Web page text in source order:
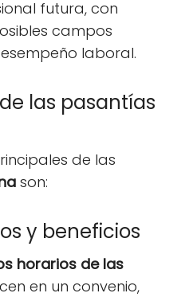
futura, con
campos
laboral.
las pasantías
de las
son:
y beneficios
horarios de las
en un convenio,